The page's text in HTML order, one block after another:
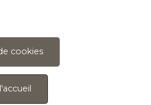
cookies